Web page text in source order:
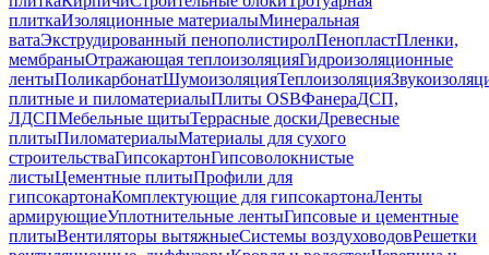
плиткаИзоляционные материалыМинеральная
ватаЭкструдированный пенополистиролПенопластПленки,
мембраныОтражающая теплоизоляцияГидроизоляционные
лентыПоликарбонатШумоизоляцияТеплоизоляция
плитные и пиломатериалыПлиты OSBФанераДСП,
ЛДСПМебельные щитыТеррасные доскиДревесные
плитыПиломатериалыМатериалы для сухого
строительстваГипсокартонГипсоволокнистые
листыЦементные плитыПрофили для
гипсокартонаКомплектующие для гипсокартонаЛенты
армирующиеУплотнительные лентыГипсовые и цементные
плитыВентиляторы вытяжныеСистемы воздуховодовРешетки